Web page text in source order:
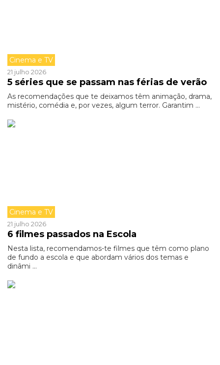
Cinema e TV
21 julho 2026
5 séries que se passam nas férias de verão
As recomendações que te deixamos têm animação, drama,
mistério, comédia e, por vezes, algum terror. Garantim ...
Cinema e TV
21 julho 2026
6 filmes passados na Escola
Nesta lista, recomendamos-te filmes que têm como plano
de fundo a escola e que abordam vários dos temas e
dinâmi ...